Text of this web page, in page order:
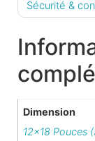
Sécurité &
Dimension
12×18 Pouces